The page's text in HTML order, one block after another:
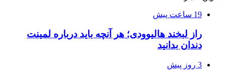
19 ساعت پیش
راز لبخند هالیوودی؛ هر آنچه باید درباره لمینت
دندان بدانید
3 روز پیش